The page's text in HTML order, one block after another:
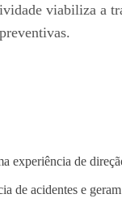
viabiliza a
experiência de
de acidentes e